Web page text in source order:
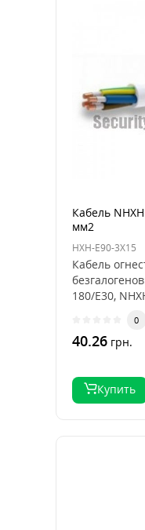
Кабель
мм2
HXH-E90-3X15
Кабель
180/E30,
0
40.26грн.
Купить